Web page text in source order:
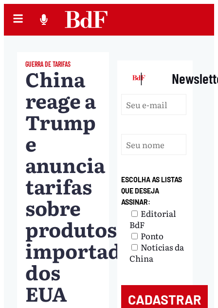
GUERRA DE TARIFAS
China
reage a
Trump
e
anuncia
tarifas
sobre
produtos
importados
dos
EUA
|
ESCOLHA AS LISTAS
QUE DESEJA
ASSINAR:
Editorial
BdF
Ponto
Notícias da
China